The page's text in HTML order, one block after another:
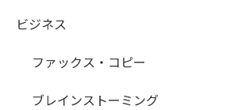
ビジネス
ファックス・コピー
ブレインストーミング